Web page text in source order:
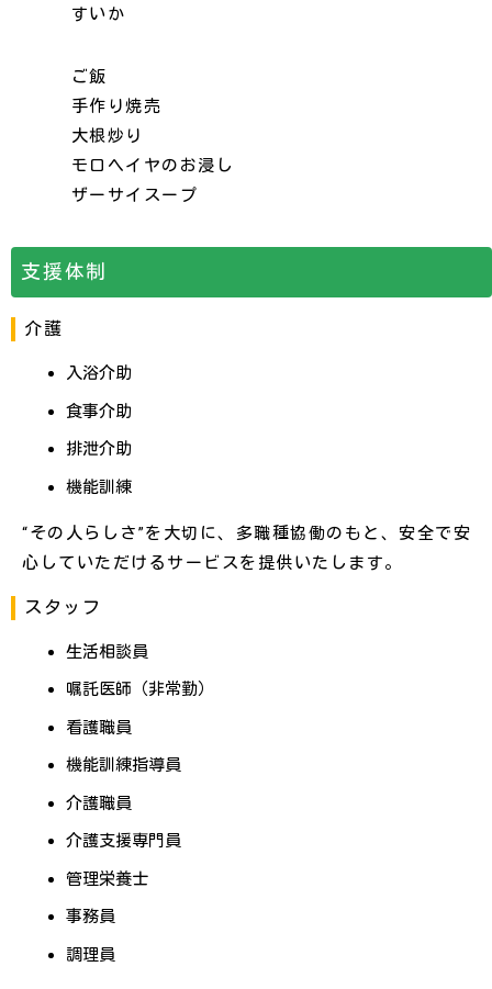
すいか
ご飯
手作り焼売
大根炒り
モロヘイヤのお浸し
ザーサイスープ
支援体制
介護
入浴介助
食事介助
排泄介助
機能訓練
“その人らしさ”を大切に、多職種協働のもと、安全で安
心していただけるサービスを提供いたします。
スタッフ
生活相談員
嘱託医師（非常勤）
看護職員
機能訓練指導員
介護職員
介護支援専門員
管理栄養士
事務員
調理員